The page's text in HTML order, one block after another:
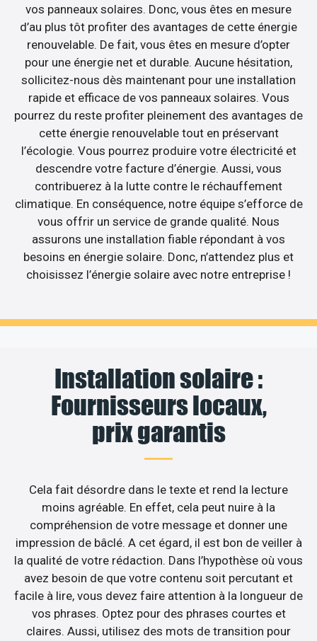
vos panneaux solaires. Donc, vous êtes en mesure
d’au plus tôt profiter des avantages de cette énergie
renouvelable. De fait, vous êtes en mesure d’opter
pour une énergie net et durable. Aucune hésitation,
sollicitez-nous dès maintenant pour une installation
rapide et efficace de vos panneaux solaires. Vous
pourrez du reste profiter pleinement des avantages de
cette énergie renouvelable tout en préservant
l’écologie. Vous pourrez produire votre électricité et
descendre votre facture d’énergie. Aussi, vous
contribuerez à la lutte contre le réchauffement
climatique. En conséquence, notre équipe s’efforce de
vous offrir un service de grande qualité. Nous
assurons une installation fiable répondant à vos
besoins en énergie solaire. Donc, n’attendez plus et
choisissez l’énergie solaire avec notre entreprise !
Installation solaire :
Fournisseurs locaux,
prix garantis
Cela fait désordre dans le texte et rend la lecture
moins agréable. En effet, cela peut nuire à la
compréhension de votre message et donner une
impression de bâclé. A cet égard, il est bon de veiller à
la qualité de votre rédaction. Dans l’hypothèse où vous
avez besoin de que votre contenu soit percutant et
facile à lire, vous devez faire attention à la longueur de
vos phrases. Optez pour des phrases courtes et
claires. Aussi, utilisez des mots de transition pour